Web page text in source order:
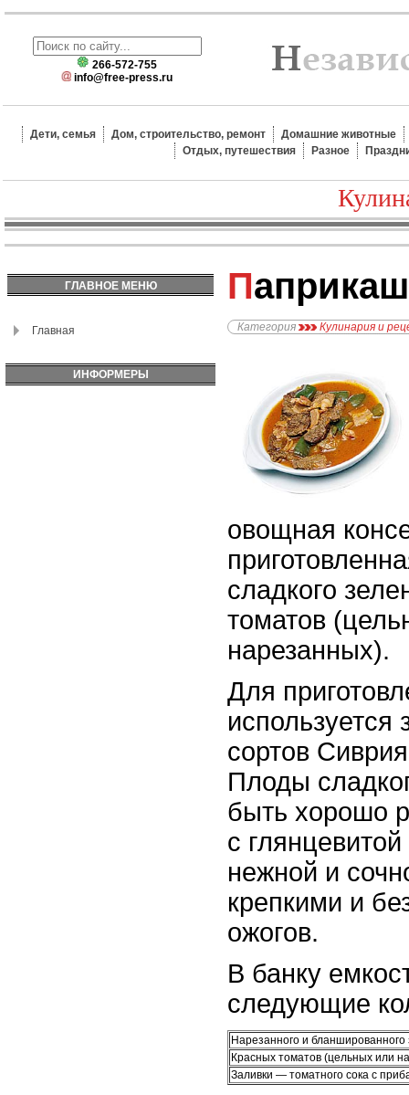
266-572-755
info@free-press.ru
Дети, семья Дом, строительство, ремонт
Домашние животные
Отдых, путешествия
Разное
ГЛАВНОЕ МЕНЮ
Главная
ИНФОРМЕРЫ
Паприкаш
Категория Кулинария и
овощная
сладкого
томатов
нарезанных).
Для
сортов
Плоды
быть хорошо
с
нежной и
крепкими и
ожогов.
В банку
следующие
Нарезанного и бланшированного
Красных томатов (цельных или
Заливки — томатного сока с